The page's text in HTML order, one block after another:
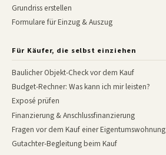
Grundriss erstellen
Formulare für Einzug & Auszug
Für Käufer, die selbst einziehen
Baulicher Objekt-Check vor dem Kauf
Budget-Rechner: Was kann ich mir leisten?
Exposé prüfen
Finanzierung & Anschlussfinanzierung
Fragen vor dem Kauf einer Eigentumswohnung
Gutachter-Begleitung beim Kauf